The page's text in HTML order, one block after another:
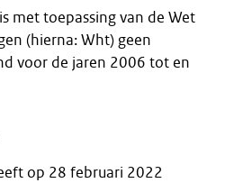
met toepassing van de Wet
(hierna: Wht) geen
voor de jaren 2006 tot en
op 28 februari 2022